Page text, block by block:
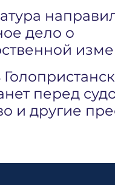
дело о
перед
и другие